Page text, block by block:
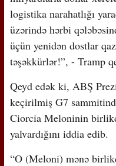
logistika narahatlığı
üzərində hərbi
üçün yenidən dostlar
təşəkkürlər!”, - Tramp
Qeyd edək ki, ABŞ
keçirilmiş G7
Ciorcia Meloninin
yalvardığını iddia edib.
“O (Meloni) mənə